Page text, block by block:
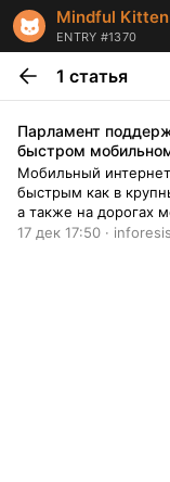
Mindful
ENTRY #1370
1 статья
Парламент
быстром
Мобильный
быстрым как в
а также на дорогах
17 дек 17:50 ·